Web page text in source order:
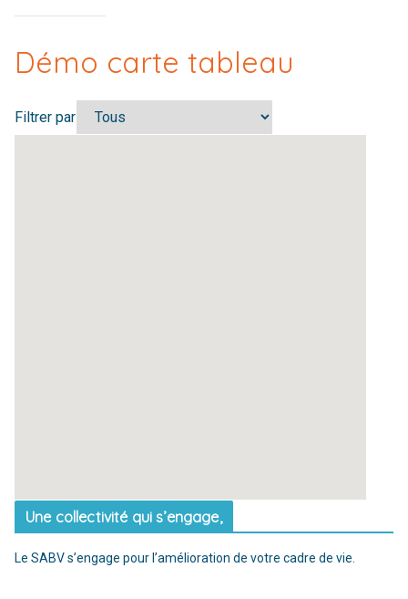
Démo carte tableau
Filtrer par
Une collectivité qui s’engage,
Le SABV s’engage pour l’amélioration de votre cadre de vie.